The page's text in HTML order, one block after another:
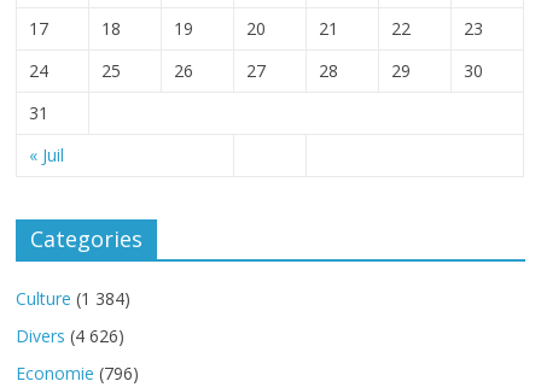
« Juil
17
18 19 20 21 22
23
24
25 26 27 28 29
30
31
Categories
Culture (1 384)
Divers (4 626)
Economie (796)